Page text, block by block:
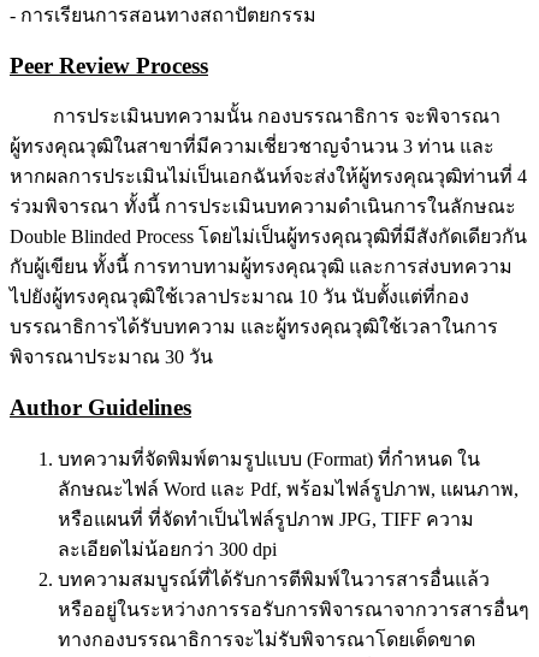
- การเรียนการสอนทางสถาปัตยกรรม
Peer Review Process
การประเมินบทความนั้น กองบรรณาธิการ จะพิจารณา
ผู้ทรงคุณวุฒิในสาขาที่มีความเชี่ยวชาญจำนวน 3 ท่าน และ
หากผลการประเมินไม่เป็นเอกฉันท์จะส่งให้ผู้ทรงคุณวุฒิท่านที่ 4
ร่วมพิจารณา ทั้งนี้ การประเมินบทความดำเนินการในลักษณะ
Double Blinded Process โดยไม่เป็นผู้ทรงคุณวุฒิที่มีสังกัดเดียวกัน
กับผู้เขียน ทั้งนี้ การทาบทามผู้ทรงคุณวุฒิ และการส่งบทความ
ไปยังผู้ทรงคุณวุฒิใช้เวลาประมาณ 10 วัน นับตั้งแต่ที่กอง
บรรณาธิการได้รับบทความ และผู้ทรงคุณวุฒิใช้เวลาในการ
พิจารณาประมาณ 30 วัน
Author Guidelines
บทความที่จัดพิมพ์ตามรูปแบบ (Format) ที่กำหนด ใน
ลักษณะไฟล์ Word และ Pdf, พร้อมไฟล์รูปภาพ, แผนภาพ,
หรือแผนที่ ที่จัดทำเป็นไฟล์รูปภาพ JPG, TIFF ความ
ละเอียดไม่น้อยกว่า 300 dpi
บทความสมบูรณ์ที่ได้รับการตีพิมพ์ในวารสารอื่นแล้ว
หรืออยู่ในระหว่างการรอรับการพิจารณาจากวารสารอื่นๆ
ทางกองบรรณาธิการจะไม่รับพิจารณาโดยเด็ดขาด